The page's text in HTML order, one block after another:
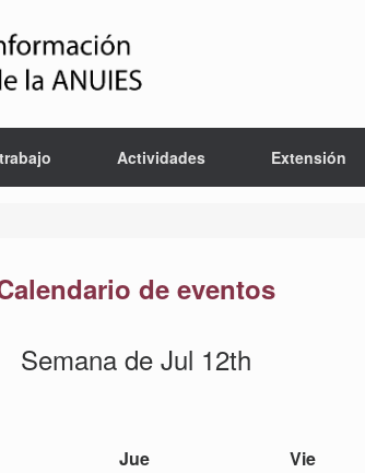
Actividades Extensión
de eventos
Semana de Jul 12th
Juejueves Vieviernes